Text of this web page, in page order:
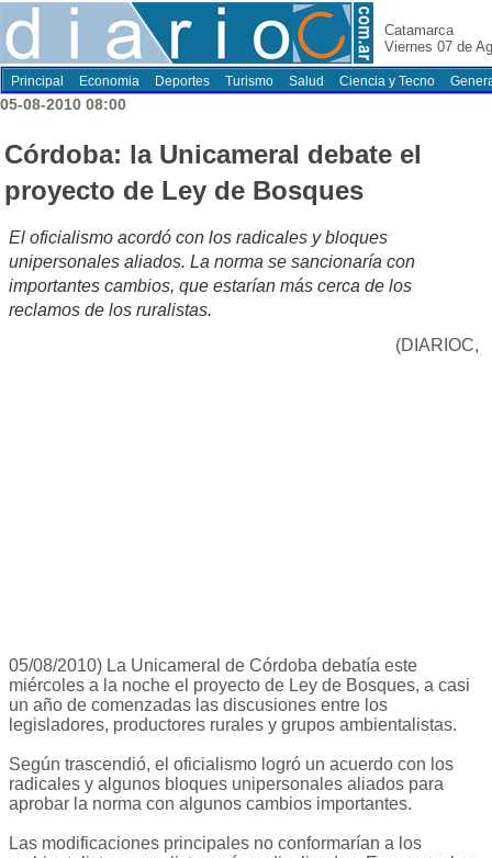
Catamarca
Viernes 07 de
Principal Economia Deportes Turismo Salud Ciencia y Tecno
05-08-2010 08:00
Córdoba: la Unicameral debate el
proyecto de Ley de Bosques
El oficialismo acordó con los radicales y bloques
unipersonales aliados. La norma se sancionaría con
importantes cambios, que estarían más cerca de los
reclamos de los ruralistas.
(DIARIOC,
05/08/2010) La Unicameral de Córdoba debatía este
miércoles a la noche el proyecto de Ley de Bosques, a casi
un año de comenzadas las discusiones entre los
legisladores, productores rurales y grupos ambientalistas.
Según trascendió, el oficialismo logró un acuerdo con los
radicales y algunos bloques unipersonales aliados para
aprobar la norma con algunos cambios importantes.
Las modificaciones principales no conformarían a los